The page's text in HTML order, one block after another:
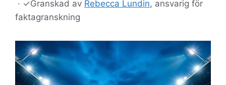
· ✓Granskad av Rebecca Lundin, ansvarig för
faktagranskning